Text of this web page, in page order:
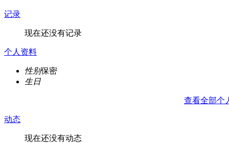
记录
现在还没有记录
个人资料
性别保密
生日
查看全部个
动态
现在还没有动态